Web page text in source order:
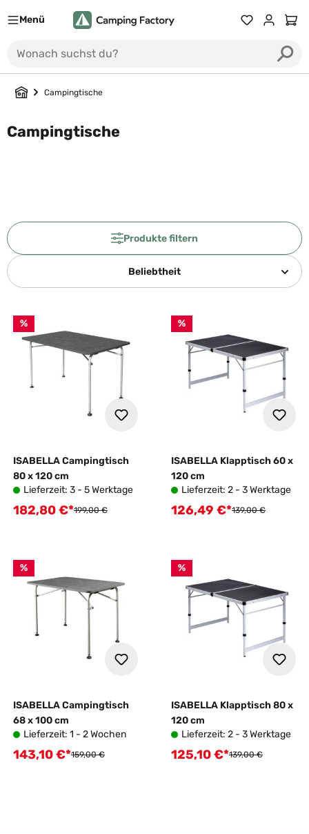
Menü Du hast 0
Campingtische
Campingtische
Produkte filtern
Beliebtheit
%
ISABELLA Campingtisch
80 x 120 cm
Lieferzeit: 3 - 5 Werktage
Verkaufspreis:
182,80 €*Regulärer Preis:
199,00 €
%
ISABELLA Klapptisch 60 x
120 cm
Lieferzeit: 2 - 3 Werktage
Verkaufspreis:
126,49 €*Regulärer Preis:
139,00 €
%
ISABELLA Campingtisch
68 x 100 cm
Lieferzeit: 1 - 2 Wochen
Verkaufspreis:
143,10 €*Regulärer Preis:
159,00 €
%
ISABELLA Klapptisch 80 x
120 cm
Lieferzeit: 2 - 3 Werktage
Verkaufspreis:
125,10 €*Regulärer Preis:
139,00 €